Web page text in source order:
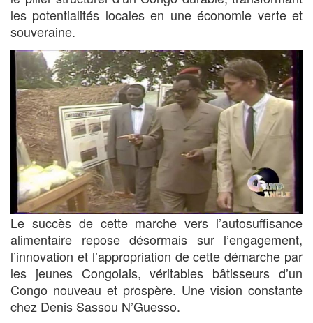
les potentialités locales en une économie verte et
souveraine.
Le succès de cette marche vers l’autosuffisance
alimentaire repose désormais sur l’engagement,
l’innovation et l’appropriation de cette démarche par
les jeunes Congolais, véritables bâtisseurs d’un
Congo nouveau et prospère. Une vision constante
chez Denis Sassou N’Guesso.